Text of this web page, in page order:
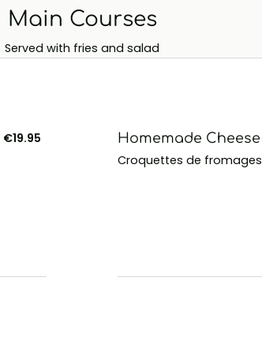
Main Courses
Served with fries and salad
€19.95
Homemade
Croquettes de